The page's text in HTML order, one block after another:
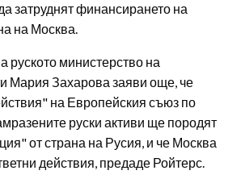
затруднят финансирането на
на Москва.
руското министерство на
Мария Захарова заяви още, че
на Европейския съюз по
руски активи ще породят
от страна на Русия, и че Москва
действия, предаде Ройтерс.